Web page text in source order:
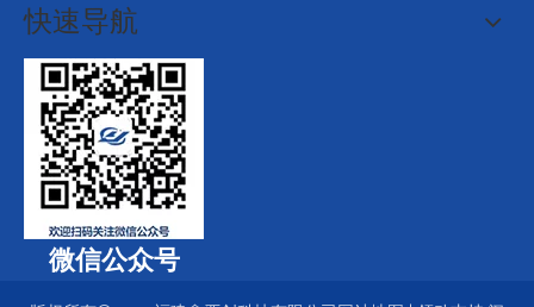
快速导航
微信公众号